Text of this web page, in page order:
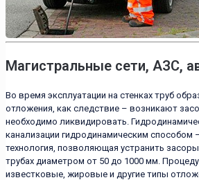
Магистральные сети, АЗС,
Во время эксплуатации на стенках труб
отложения, как следствие – возникают
необходимо ликвидировать.
канализации гидродинамическим способом
технология, позволяющая устранить
трубах диаметром от 50 до 1000 мм.
известковые, жировые и другие типы